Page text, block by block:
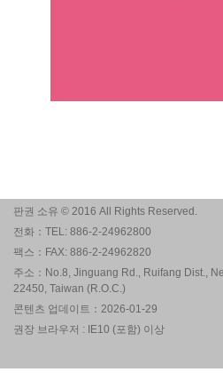
판권 소유 © 2016 All Rights Reserved.
전화：TEL: 886-2-24962800
팩스：FAX: 886-2-24962820
주소：No.8, Jinguang Rd., Ruifang Dist.,
22450, Taiwan (R.O.C.)
콘텐츠 업데이트：2026-01-29
권장 브라우저 : IE10 (포함) 이상